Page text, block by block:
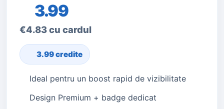
3.99
€4.83 cu cardul
3.99 credite
Ideal pentru un boost rapid de vizibilitate
Design Premium + badge dedicat